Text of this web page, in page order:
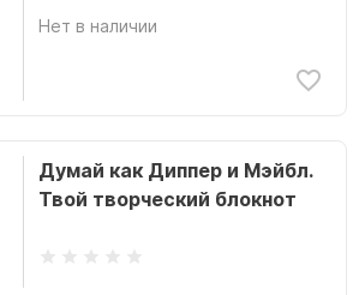
Нет в наличии
Думай как Диппер и Мэйбл.
Твой творческий блокнот